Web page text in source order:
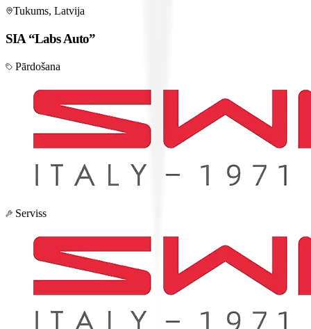
Tukums, Latvija
SIA “Labs Auto”
Pārdošana
Serviss